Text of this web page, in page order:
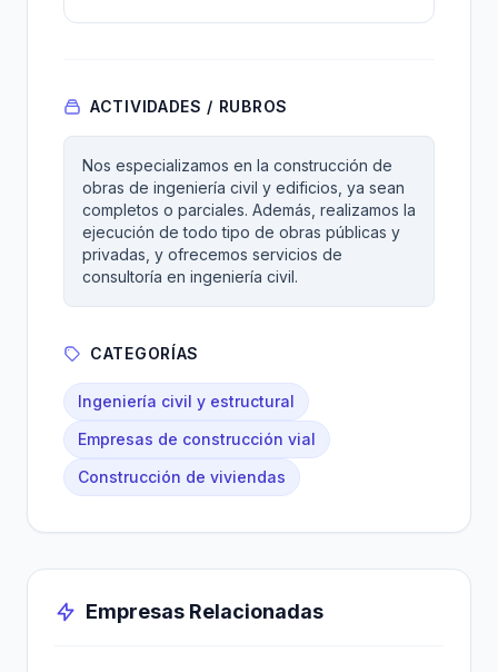
ACTIVIDADES / RUBROS
Nos especializamos en la construcción de
obras de ingeniería civil y edificios, ya sean
completos o parciales. Además, realizamos la
ejecución de todo tipo de obras públicas y
privadas, y ofrecemos servicios de
consultoría en ingeniería civil.
CATEGORÍAS
Ingeniería civil y estructural
Empresas de construcción vial
Construcción de viviendas
Empresas Relacionadas